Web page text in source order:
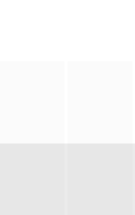
还听
要求真打实抗，虽引发哗然，却获赏识调任
父母忽视，在艰苦环境中长大，但她始终